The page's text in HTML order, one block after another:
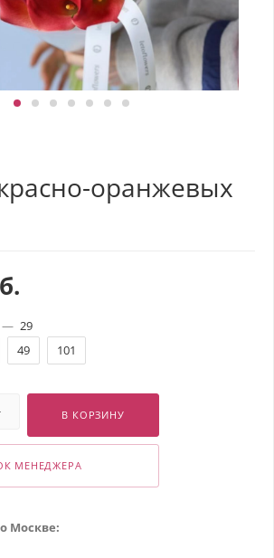
оранжевых
— 29
49 101
В КОРЗИНУ
МЕНЕДЖЕРА
Москве: